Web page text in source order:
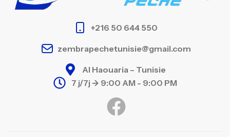
+216 50 644 550
zembrapechetunisie@gmail.com
Al Haouaria – Tunisie
7 j/7j -> 9:00 AM - 9:00 PM